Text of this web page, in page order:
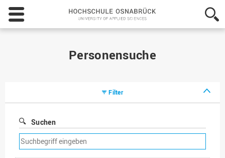
Hochschule
Osnabrück
-
Personensuche
Filter
Suchen
Suchfilter
entfernen